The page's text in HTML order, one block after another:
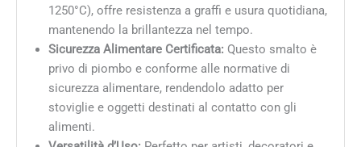
1250°C), offre resistenza a graffi e usura quotidiana,
mantenendo la brillantezza nel tempo.
Sicurezza Alimentare Certificata: Questo smalto è
privo di piombo e conforme alle normative di
sicurezza alimentare, rendendolo adatto per
stoviglie e oggetti destinati al contatto con gli
alimenti.